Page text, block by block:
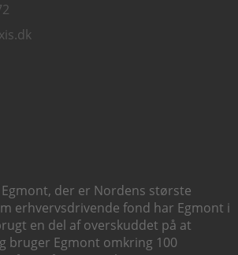
der er Nordens største
erhvervsdrivende fond har Egmont i
en del af overskuddet på at
bruger Egmont omkring 100